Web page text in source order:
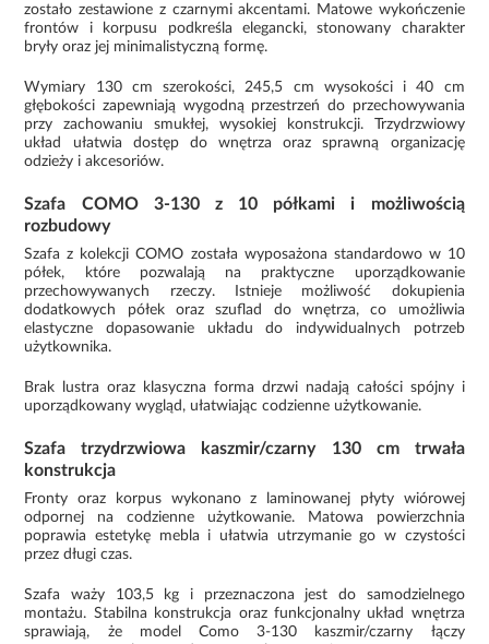
zostało zestawione z czarnymi akcentami. Matowe wykończenie
frontów i korpusu podkreśla elegancki, stonowany charakter
bryły oraz jej minimalistyczną formę.
Wymiary 130 cm szerokości, 245,5 cm wysokości i 40 cm
głębokości zapewniają wygodną przestrzeń do przechowywania
przy zachowaniu smukłej, wysokiej konstrukcji. Trzydrzwiowy
układ ułatwia dostęp do wnętrza oraz sprawną organizację
odzieży i akcesoriów.
Szafa COMO 3-130 z 10 półkami i możliwością
rozbudowy
Szafa z kolekcji COMO została wyposażona standardowo w 10
półek, które pozwalają na praktyczne uporządkowanie
przechowywanych rzeczy. Istnieje możliwość dokupienia
dodatkowych półek oraz szuflad do wnętrza, co umożliwia
elastyczne dopasowanie układu do indywidualnych potrzeb
użytkownika.
Brak lustra oraz klasyczna forma drzwi nadają całości spójny i
uporządkowany wygląd, ułatwiając codzienne użytkowanie.
Szafa trzydrzwiowa kaszmir/czarny 130 cm trwała
konstrukcja
Fronty oraz korpus wykonano z laminowanej płyty wiórowej
odpornej na codzienne użytkowanie. Matowa powierzchnia
poprawia estetykę mebla i ułatwia utrzymanie go w czystości
przez długi czas.
Szafa waży 103,5 kg i przeznaczona jest do samodzielnego
montażu. Stabilna konstrukcja oraz funkcjonalny układ wnętrza
sprawiają, że model Como 3-130 kaszmir/czarny łączy